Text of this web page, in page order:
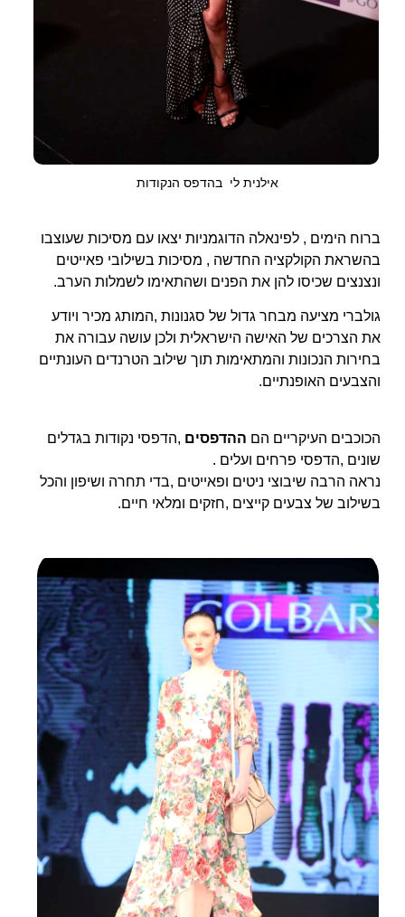
אילנית לי בהדפס הנקודות
ברוח הימים , לפינאלה הדוגמניות יצאו עם מסיכות שעוצבו
בהשראת הקולקציה החדשה , מסיכות בשילובי פאייטים
ונצנצים שכיסו להן את הפנים ושהתאימו לשמלות הערב.
גולברי מציעה מבחר גדול של סגנונות ,המותג מכיר ויודע
את הצרכים של האישה הישראלית ולכן עושה עבורה את
בחירות הנכונות והמתאימות תוך שילוב הטרנדים העונתיים
והצבעים האופנתיים.
הכוכבים העיקריים הם ההדפסים ,הדפסי נקודות בגדלים
שונים ,הדפסי פרחים ועלים .
נראה הרבה שיבוצי ניטים ופאייטים ,בדי תחרה ושיפון והכל
בשילוב של צבעים קייצים ,חזקים ומלאי חיים.